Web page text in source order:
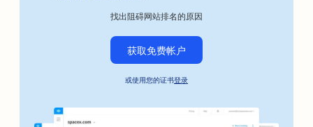
找出阻碍网站排名的原因
获取免费帐户
或使用您的证书登录